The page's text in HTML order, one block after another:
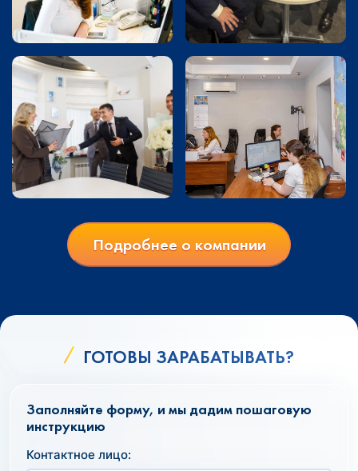
Подробнее о компании
ГОТОВЫ ЗАРАБАТЫВАТЬ?
Заполняйте форму, и мы дадим пошаговую
инструкцию
Контактное лицо: